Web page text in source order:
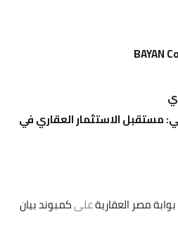
مستقبل الاستثمار العقاري في
علىكمبوند بيان